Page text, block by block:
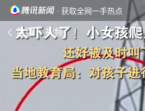
· 获取全网一手热点
首页 视频